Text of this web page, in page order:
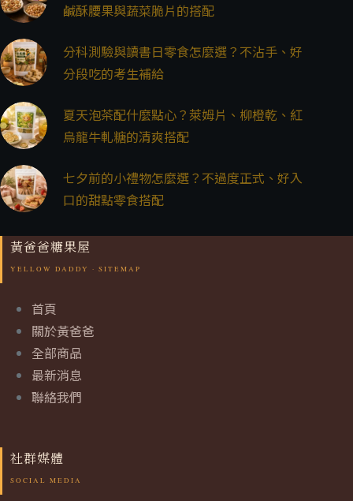
鹹酥腰果與蔬菜脆片的搭配
分科測驗與讀書日零食怎麼選？不沾手、好
分段吃的考生補給
夏天泡茶配什麼點心？萊姆片、柳橙乾、紅
烏龍牛軋糖的清爽搭配
七夕前的小禮物怎麼選？不過度正式、好入
口的甜點零食搭配
黃爸爸糖果屋
首頁
關於黃爸爸
全部商品
最新消息
聯絡我們
社群媒體